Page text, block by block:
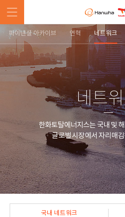
파이낸셜 아카이브 연혁 네트워크
네트
한화토탈에너지스는 국내 및
글로벌 시장에서 자리매
국내 네트워크